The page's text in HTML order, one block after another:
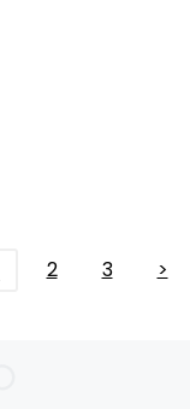
2 3 >